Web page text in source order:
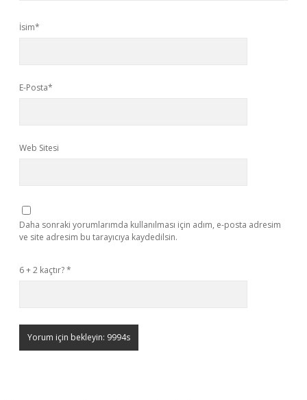
İsim*
E-Posta*
Web Sitesi
Daha sonraki yorumlarımda kullanılması için adım, e-posta adresim
ve site adresim bu tarayıcıya kaydedilsin.
6 + 2 kaçtır?*